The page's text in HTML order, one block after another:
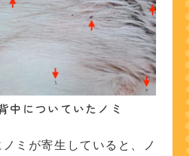
中についていたノミ
ミが寄生していると、ノ